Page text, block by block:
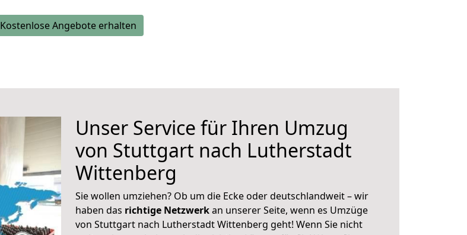
Kostenlose Angebote erhalten
Unser Service für Ihren Umzug
von Stuttgart nach Lutherstadt
Wittenberg
Sie wollen umziehen? Ob um die Ecke oder deutschlandweit – wir
haben das richtige Netzwerkan unserer Seite, wenn es Umzüge
von Stuttgart nach Lutherstadt Wittenberg geht! Wenn Sie nicht